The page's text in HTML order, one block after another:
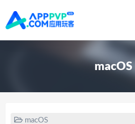
macOS
macOS